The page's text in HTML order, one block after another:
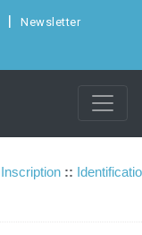
Newsletter
Inscription ::